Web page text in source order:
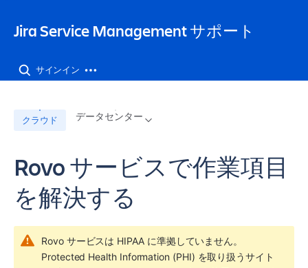
Jira Service Management サポート
サインイン
クラウド データセンター
Rovo サービスで作業項目
を解決する
Rovo サービスは HIPAA に準拠していません。
Protected Health Information (PHI) を取り扱うサイト